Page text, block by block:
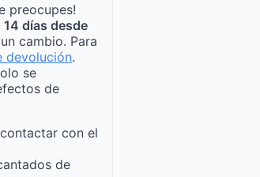
preocupes!
14 días desde
cambio. Para
devolución.
se
de
con el
de